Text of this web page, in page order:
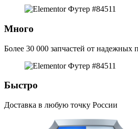
Много
Более 30 000 запчастей от надежных
Быстро
Доставка в любую точку России